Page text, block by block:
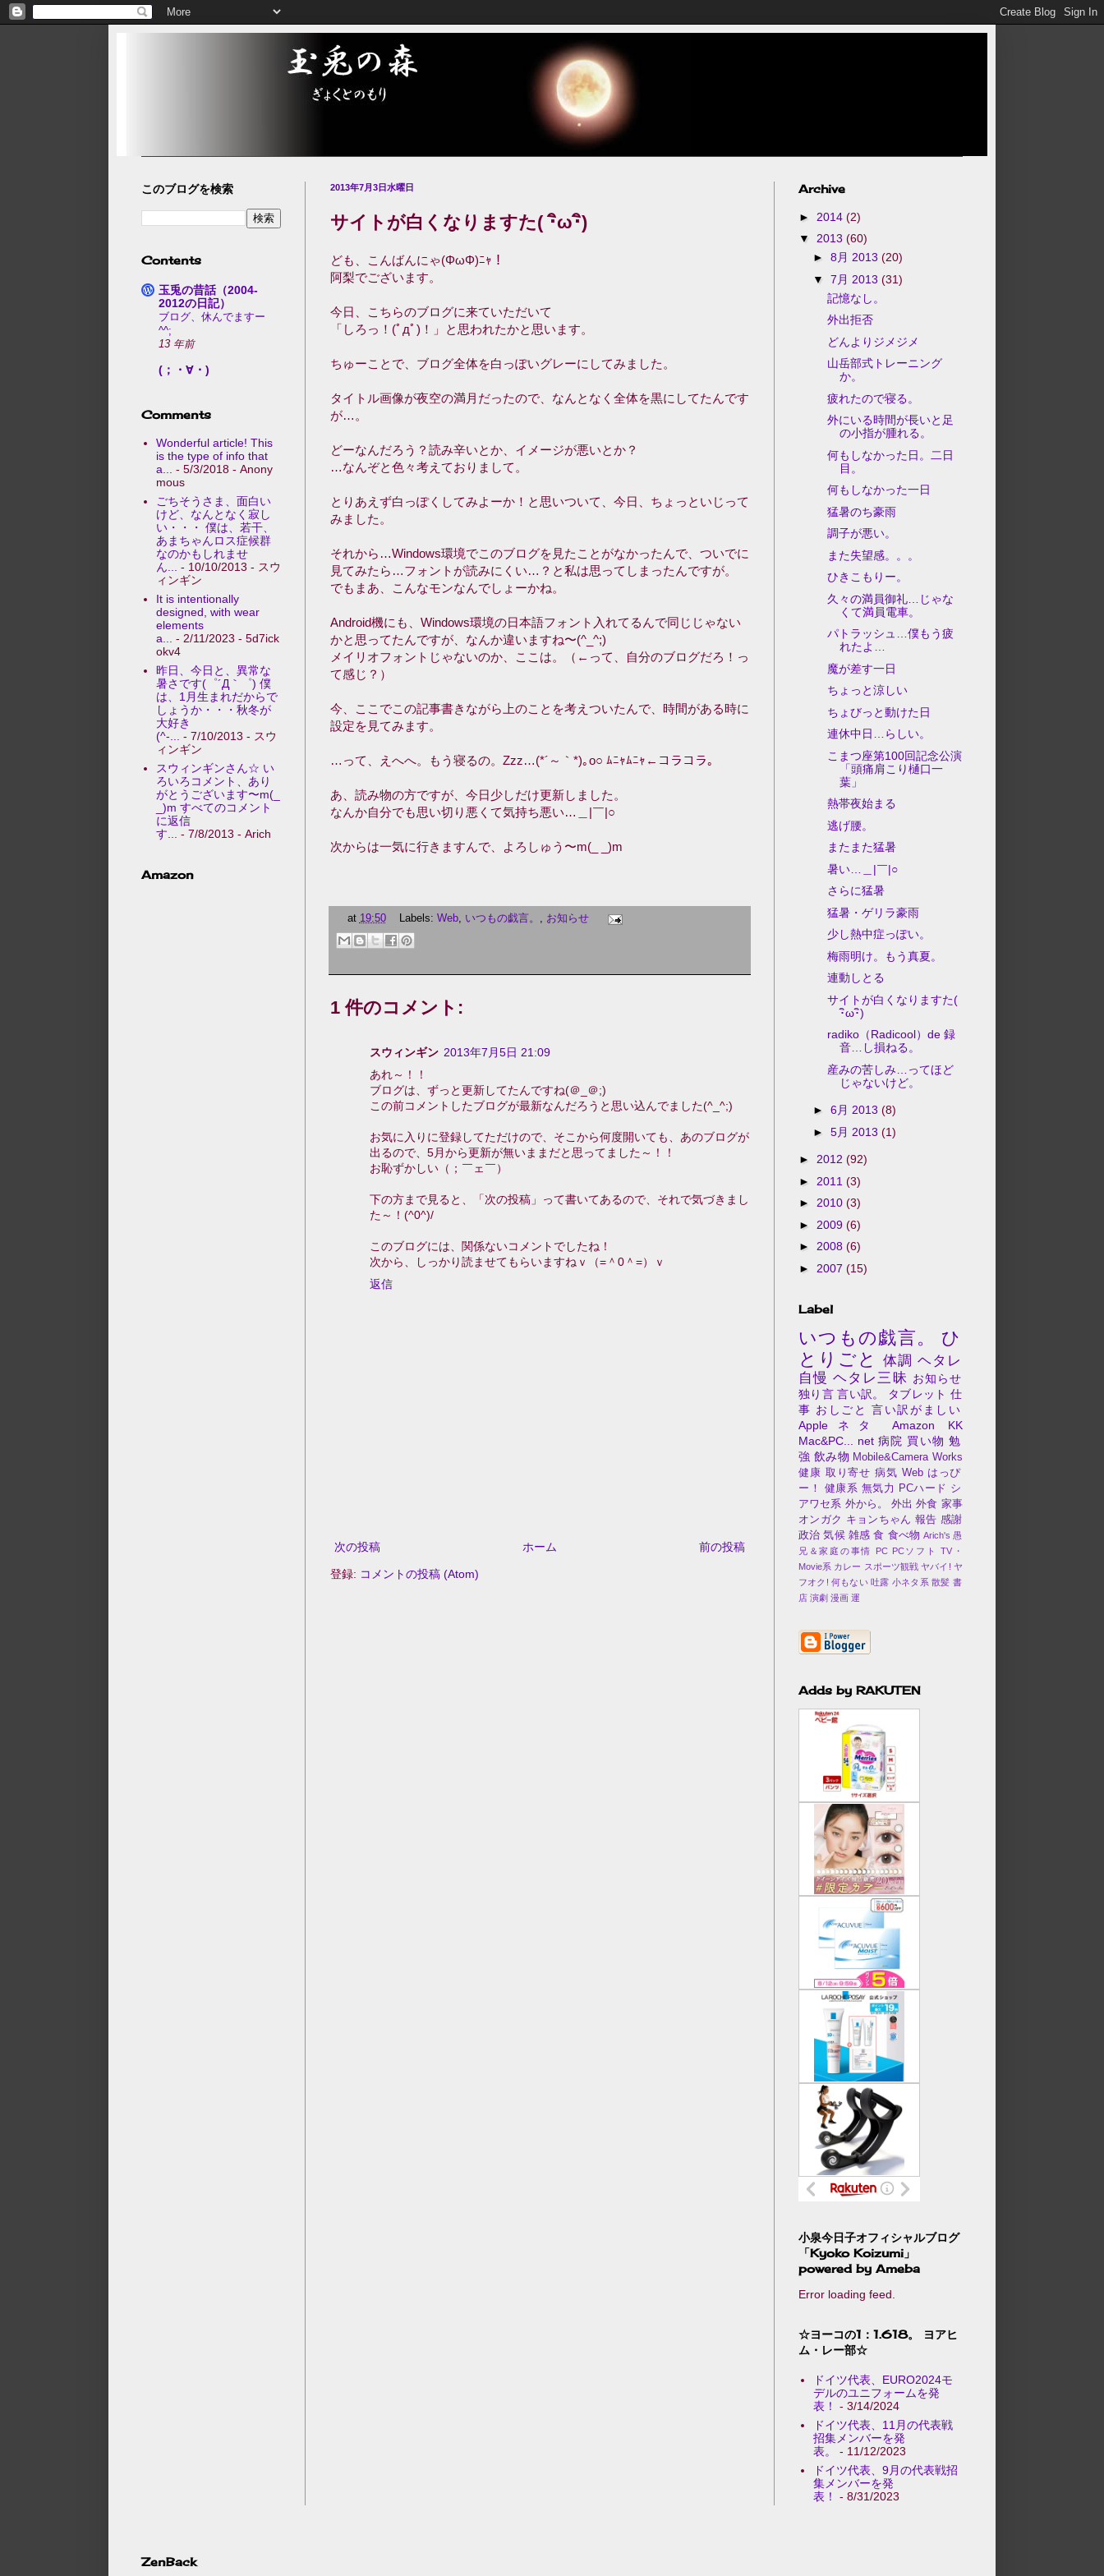
2013年7月3日水曜日
サイトが白くなりますた( ･ิω･ิ)
ども、こんばんにゃ(ΦωΦ)ﾆｬ！
阿梨でございます。
今日、こちらのブログに来ていただいて
「しろっ！(ﾟдﾟ)！」と思われたかと思います。
ちゅーことで、ブログ全体を白っぽいグレーにしてみました。
タイトル画像が夜空の満月だったので、なんとなく全体を黒にしてたんです
が…。
どーなんだろう？読み辛いとか、イメージが悪いとか？
…なんぞと色々考えておりまして。
とりあえず白っぽくしてみよーか！と思いついて、今日、ちょっといじって
みました。
それから…Windows環境でこのブログを見たことがなかったんで、ついでに
見てみたら…フォントが読みにくい…？と私は思ってしまったんですが。
でもまあ、こんなモンなんでしょーかね。
Android機にも、Windows環境の日本語フォント入れてるんで同じじゃない
かと思ってたんですが、なんか違いますね〜(^_^;)
メイリオフォントじゃないのか、ここは。（←って、自分のブログだろ！っ
て感じ？）
今、ここでこの記事書きながら上のことを考えついたんで、時間がある時に
設定を見てみます。
…って、えへへ。もう寝るの。Zzz…(*´～｀*)｡o○ ﾑﾆｬﾑﾆｬ←コラコラ。
あ、読み物の方ですが、今日少しだけ更新しました。
なんか自分でも思い切り悪くて気持ち悪い…＿|￣|○
次からは一気に行きますんで、よろしゅう〜m(_ _)m
at 19:50 Labels:Web, いつもの戯言。 , お知らせ
1 件のコメント:
スウィンギン 2013年7月5日 21:09
あれ～！！
ブログは、ずっと更新してたんですね(＠_＠;)
この前コメントしたブログが最新なんだろうと思い込んでました(^_^;)
お気に入りに登録してただけので、そこから何度開いても、あのブログが
出るので、5月から更新が無いままだと思ってました～！！
お恥ずかしい（；￣ェ￣）
下の方まで見ると、「次の投稿」って書いてあるので、それで気づきまし
た～！(^0^)/
このブログには、関係ないコメントでしたね！
次から、しっかり読ませてもらいますねｖ（=＾0＾=）ｖ
返信
次の投稿 前の投稿
ホーム
登録: コメントの投稿 (Atom)
このブログを検索
Contents
玉兎の昔話（2004-
2012の日記）
ブログ、休んでますー
^^;
13 年前
(；・∀・)
Comments
Wonderful article! This
is the type of info that
a...
- 5/3/2018- Anony
mous
ごちそうさま、面白い
けど、なんとなく寂し
い・・・ 僕は、若干、
あまちゃんロス症候群
なのかもしれませ
ん...
- 10/10/2013 - スウ
ィンギン
It is intentionally
designed, with wear
elements
a...
- 2/11/2023 - 5d7ick
okv4
昨日、今日と、異常な
暑さです(゜´Д｀゜) 僕
は、1月生まれだからで
しょうか・・・秋冬が
大好き
(^-...
- 7/10/2013 - スウ
ィンギン
スウィンギンさん☆ い
ろいろコメント、あり
がとうございます〜m(_
_)m すべてのコメント
に返信
す...
- 7/8/2013 - Arich
Amazon
Archive
► 2014 (2)
▼ 2013 (60)
► 8月 2013 (20)
▼ 7月 2013 (31)
記憶なし。
外出拒否
どんよりジメジメ
山岳部式トレーニング
か。
疲れたので寝る。
外にいる時間が長いと足
の小指が腫れる。
何もしなかった日。二日
目。
何もしなかった一日
猛暑のち豪雨
調子が悪い。
また失望感。。。
ひきこもりー。
久々の満員御礼…じゃな
くて満員電車。
パトラッシュ…僕もう疲
れたよ…
魔が差す一日
ちょっと涼しい
ちょびっと動けた日
連休中日…らしい。
こまつ座第100回記念公演
「頭痛肩こり樋口一
葉」
熱帯夜始まる
逃げ腰。
またまた猛暑
暑い…＿|￣|○
さらに猛暑
猛暑・ゲリラ豪雨
少し熱中症っぽい。
梅雨明け。もう真夏。
連動しとる
サイトが白くなりますた(
･ิω･ิ)
radiko（Radicool）de 録
音…し損ねる。
産みの苦しみ…ってほど
じゃないけど。
► 6月 2013 (8)
► 5月 2013 (1)
► 2012 (92)
► 2011 (3)
► 2010 (3)
► 2009 (6)
► 2008 (6)
► 2007 (15)
Label
いつもの戯言。
ひ
とりごと
体調 ヘタレ
自慢 ヘタレ三昧 お知らせ
独り言 言い訳。 タブレット 仕
事 おしごと
言い訳がましい
Appleネタ
Amazon
KK
Mac&PC...
net 病院 買い物 勉
強 飲み物 Mobile&Camera Works
健康 取り寄せ 病気 Web はっぴ
ー！
健康系 無気力 PCハード シ
アワセ系 外から。 外出 外食 家事
オンガク キョンちゃん 報告 感謝
政治 気候 雑感 食 食べ物 Arich's 愚
兄＆家庭の事情
PC PCソフト
TV・
Movie系 カレー スポーツ観戦 ヤバイ! ヤ
フオク! 何もない 吐露 小ネタ系 散髪 書
店 演劇 漫画 運
Adds by RAKUTEN
小泉今日子オフィシャルブログ
「Kyoko Koizumi」
powered by Ameba
Error loading feed.
☆ヨーコの1：1.618。 ヨアヒ
ム・レー部☆
ドイツ代表、EURO2024モ
デルのユニフォームを発
表！
- 3/14/2024
ドイツ代表、11月の代表戦
招集メンバーを発
表。
- 11/12/2023
ドイツ代表、9月の代表戦招
集メンバーを発
表！
- 8/31/2023
ZenBack